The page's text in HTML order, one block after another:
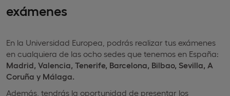
exámenes
En la Universidad Europea, podrás realizar tus exámenes
en cualquiera de las ocho sedes que tenemos en España:
Madrid, Valencia, Tenerife, Barcelona, Bilbao, Sevilla, A
Coruña y Málaga.
Además, tendrás la oportunidad de presentar los